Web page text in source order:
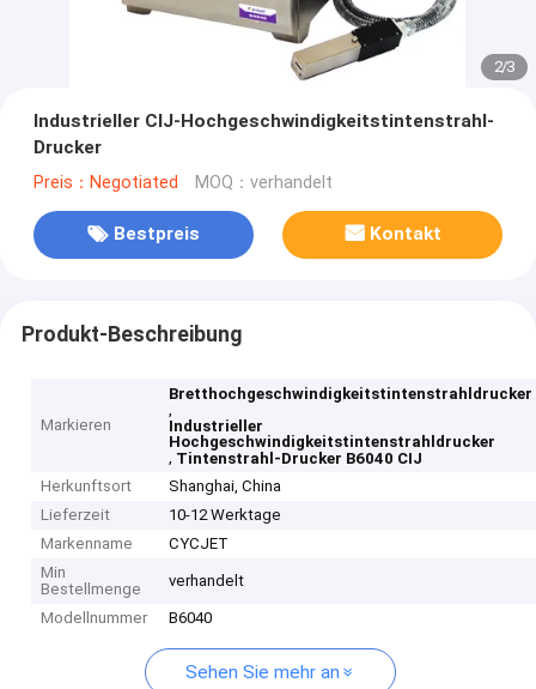
2/3
Industrieller CIJ-Hochgeschwindigkeitstintenstrahl-
Drucker
Preis：Negotiated MOQ：verhandelt
Bestpreis Kontakt
Produkt-Beschreibung
Markieren
Bretthochgeschwindigkeitstintenstrahldrucker
,
Industrieller
Hochgeschwindigkeitstintenstrahldrucker
, Tintenstrahl-Drucker B6040 CIJ
Herkunftsort
Shanghai, China
Lieferzeit
10-12 Werktage
Markenname
CYCJET
Min
Bestellmenge
verhandelt
Modellnummer B6040
Sehen Sie mehr an